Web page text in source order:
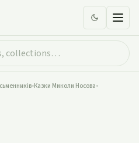
•Казки Миколи Носова•